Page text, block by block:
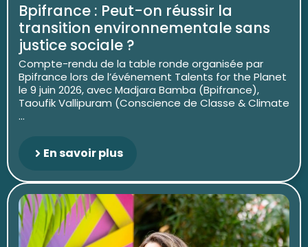
Bpifrance : Peut-on réussir la
transition environnementale sans
justice sociale ?
Compte-rendu de la table ronde organisée par
Bpifrance lors de l’événement Talents for the Planet
le 9 juin 2026, avec Madjara Bamba (Bpifrance),
Taoufik Vallipuram (Conscience de Classe & Climate
...
En savoir plus